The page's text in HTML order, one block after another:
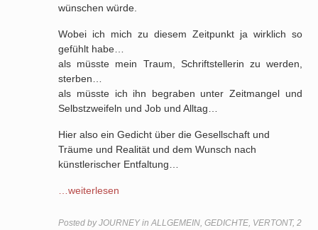
wünschen würde.
Wobei ich mich zu diesem Zeitpunkt ja wirklich so
gefühlt habe…
als müsste mein Traum, Schriftstellerin zu werden,
sterben…
als müsste ich ihn begraben unter Zeitmangel und
Selbstzweifeln und Job und Alltag…
Hier also ein Gedicht über die Gesellschaft und
Träume und Realität und dem Wunsch nach
künstlerischer Entfaltung…
…weiterlesen
Posted by JOURNEY in ALLGEMEIN, GEDICHTE, VERTONT,2